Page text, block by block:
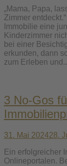
„Mama, Papa,
Zimmer
Immobilie eine
Kinderzimmer
bei einer
erkunden, dann
zum Erleben
3 No-Gos
31. Mai 202428.
Ein erfolgreicher
Onlineportalen.